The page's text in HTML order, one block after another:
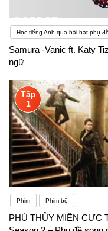
Học tiếng Anh qua bài hát phụ
Samura -Vanic ft. Katy
ngữ
Tập
1
Phim Phim bộ
PHÙ THỦY MIỀN CỰC